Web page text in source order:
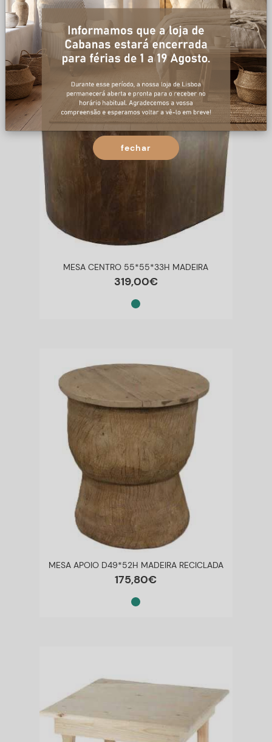
MESA CENTRO 55*55*33H MADEIRA
319,00€
MESA APOIO D49*52H MADEIRA RECICLADA
175,80€
fechar